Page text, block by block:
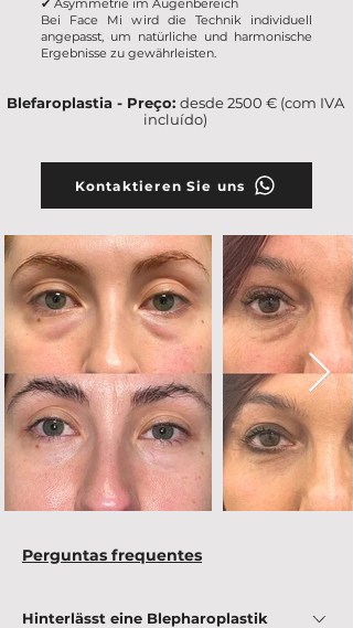
✔ Asymmetrie im Augenbereich
Bei Face Mi wird die Technik individuell
angepasst, um natürliche und harmonische
Ergebnisse zu gewährleisten.
Blefaroplastia - Preço: desde 2500 € (com IVA
incluído)
Kontaktieren Sie uns
Perguntas frequentes
Hinterlässt eine Blepharoplastik